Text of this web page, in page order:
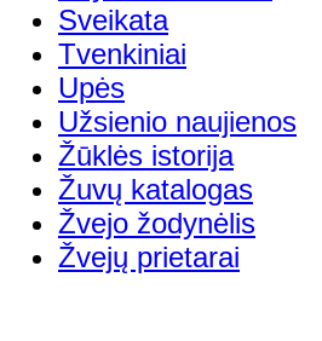
Sveikata
Tvenkiniai
Upės
Užsienio naujienos
Žūklės istorija
Žuvų katalogas
Žvejo žodynėlis
Žvejų prietarai